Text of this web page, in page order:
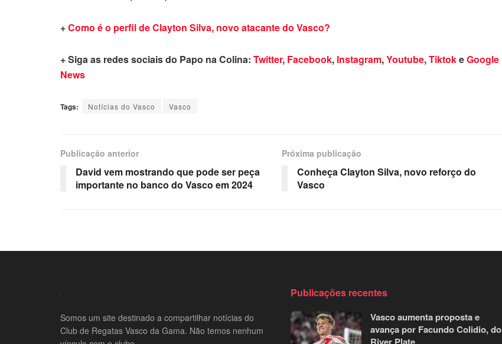
+Como é o perfil de Clayton Silva, novo atacante do Vasco?
+ Siga as redes sociais do Papo na Colina: Twitter, Facebook, Instagram,Youtube,TiktokeGoogle
News
Tags: Notícias do Vasco Vasco
Publicação anterior
David vem mostrando que pode ser peça
importante no banco do Vasco em 2024
Próxima publicação
Conheça Clayton Silva, novo reforço do
Vasco
Somos um site destinado a compartilhar notícias do
Club de Regatas Vasco da Gama. Não temos nenhum
Publicações recentes
Vasco aumenta proposta e
avança por Facundo Colidio, do